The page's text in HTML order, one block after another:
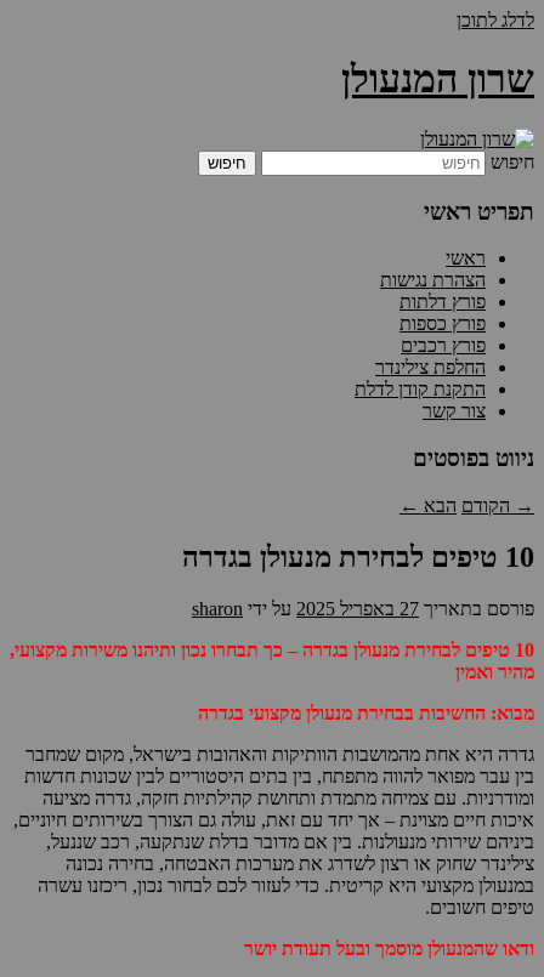
לדלג לתוכן
שרון המנעולן
חיפוש
תפריט ראשי
ראשי
הצהרת נגישות
פורץ דלתות
פורץ כספות
פורץ רכבים
החלפת צילינדר
התקנת קודן לדלת
צור קשר
ניווט בפוסטים
→ הקודם הבא ←
10 טיפים לבחירת מנעולן בגדרה
פורסם בתאריך 27 באפריל 2025 על ידי sharon
10 טיפים לבחירת מנעולן בגדרה – כך תבחרו נכון ותיהנו משירות מקצועי,
מהיר ואמין
מבוא: החשיבות בבחירת מנעולן מקצועי בגדרה
גדרה היא אחת מהמושבות הוותיקות והאהובות בישראל, מקום שמחבר
בין עבר מפואר להווה מתפתח, בין בתים היסטוריים לבין שכונות חדשות
ומודרניות. עם צמיחה מתמדת ותחושת קהילתיות חזקה, גדרה מציעה
איכות חיים מצוינת – אך יחד עם זאת, עולה גם הצורך בשירותים חיוניים,
ביניהם שירותי מנעולנות. בין אם מדובר בדלת שנתקעה, רכב שננעל,
צילינדר שחוק או רצון לשדרג את מערכות האבטחה, בחירה נכונה
במנעולן מקצועי היא קריטית. כדי לעזור לכם לבחור נכון, ריכזנו עשרה
טיפים חשובים.
ודאו שהמנעולן מוסמך ובעל תעודת יושר